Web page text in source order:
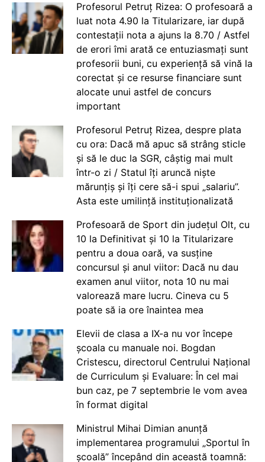
Profesorul Petruț Rizea: O profesoară a
luat nota 4.90 la Titularizare, iar după
contestații nota a ajuns la 8.70 / Astfel
de erori îmi arată ce entuziasmați sunt
profesorii buni, cu experiență să vină la
corectat și ce resurse financiare sunt
alocate unui astfel de concurs
important
Profesorul Petruț Rizea, despre plata
cu ora: Dacă mă apuc să strâng sticle
și să le duc la SGR, câștig mai mult
într-o zi / Statul îți aruncă niște
mărunțiș și îți cere să-i spui „salariu”.
Asta este umilință instituționalizată
Profesoară de Sport din județul Olt, cu
10 la Definitivat și 10 la Titularizare
pentru a doua oară, va susține
concursul și anul viitor: Dacă nu dau
examen anul viitor, nota 10 nu mai
valorează mare lucru. Cineva cu 5
poate să ia ore înaintea mea
Elevii de clasa a IX-a nu vor începe
școala cu manuale noi. Bogdan
Cristescu, directorul Centrului Național
de Curriculum și Evaluare: În cel mai
bun caz, pe 7 septembrie le vom avea
în format digital
Ministrul Mihai Dimian anunță
implementarea programului „Sportul în
școală” începând din această toamnă: